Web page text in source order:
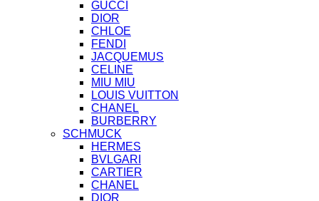
GUCCI
DIOR
CHLOE
FENDI
JACQUEMUS
CELINE
MIU MIU
LOUIS VUITTON
CHANEL
BURBERRY
SCHMUCK
HERMES
BVLGARI
CARTIER
CHANEL
DIOR